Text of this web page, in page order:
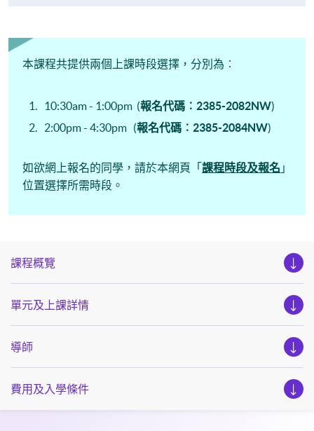
本課程共提供兩個上課時段選擇，分別為︰
10:30am - 1:00pm (報名代碼︰2385-2082NW)
2:00pm - 4:30pm (報名代碼︰2385-2084NW)
如欲網上報名的同學，請於本網頁「 課程時段及報名 」
位置選擇所需時段。
課程概覽
單元及上課詳情
導師
費用及入學條件